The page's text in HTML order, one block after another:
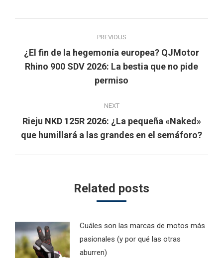
navigation
PREVIOUS
Previous
post:
¿El fin de la hegemonía europea? QJMotor
Rhino 900 SDV 2026: La bestia que no pide
permiso
NEXT
Next
post:
Rieju NKD 125R 2026: ¿La pequeña «Naked»
que humillará a las grandes en el semáforo?
Related posts
Cuáles son las marcas de motos más
pasionales (y por qué las otras
aburren)